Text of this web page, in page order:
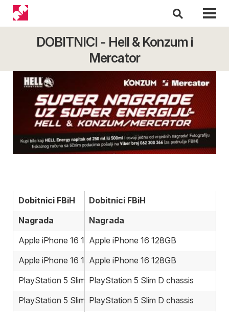
DOBITNICI - Hell & Konzum i
Mercator
Dobitnici FBiH
Nagrada
Apple iPhone 16 128GB
Apple iPhone 16 128GB
PlayStation 5 Slim D chassis
PlayStation 5 Slim D chassis
Dobitnici FBiH
Nagrada
Apple iPhone 16 128GB
Apple iPhone 16 128GB
PlayStation 5 Slim D chassis
PlayStation 5 Slim D chassis